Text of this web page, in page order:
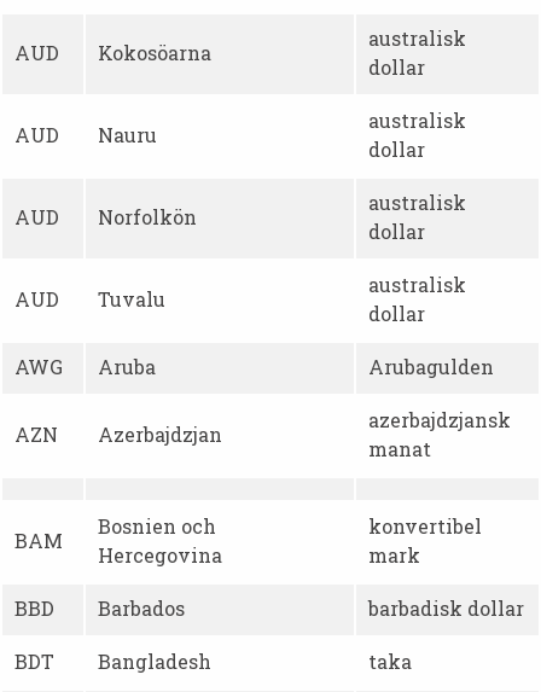
AUD Kokosöarna
australisk
dollar
AUD Nauru
australisk
dollar
AUD Norfolkön
australisk
dollar
AUD Tuvalu
australisk
dollar
AWG Aruba Arubagulden
AZN Azerbajdzjan
azerbajdzjansk
manat
BAM
Bosnien och
Hercegovina
konvertibel
mark
BBD Barbados barbadisk dollar
BDT Bangladesh taka